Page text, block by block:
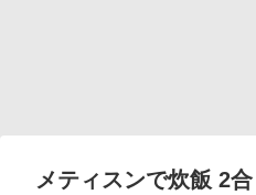
メティスンで炊飯 2合